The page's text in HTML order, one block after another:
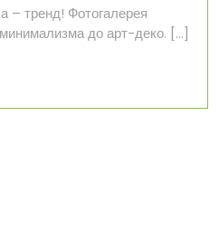
и
зала
– тренд! Фотогалерея
до арт-деко. [...]